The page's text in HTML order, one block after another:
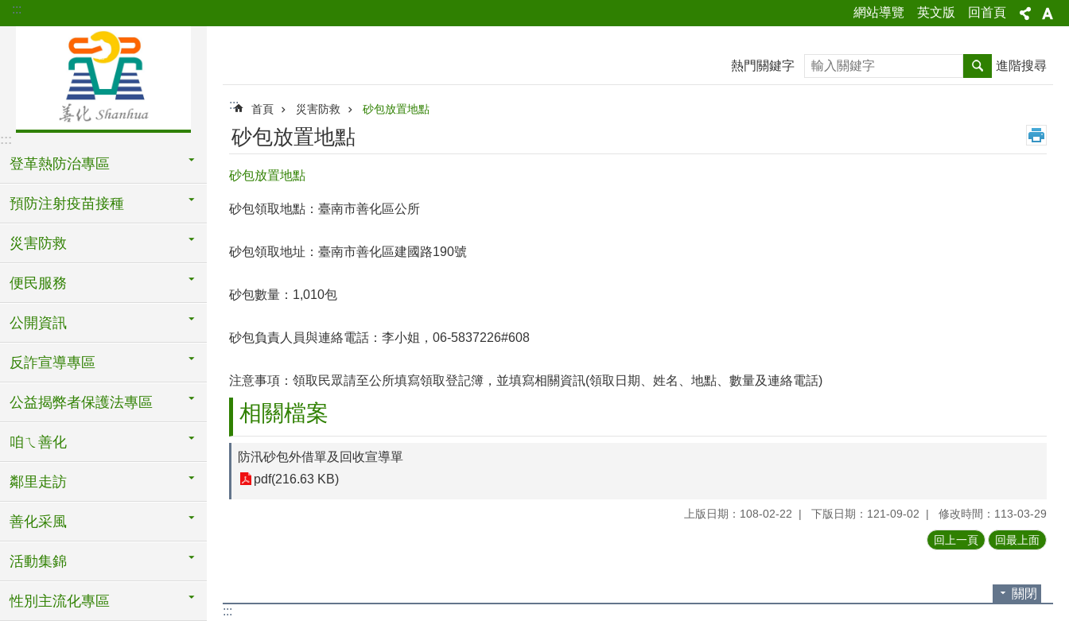
跳到主要內容區塊
::: 網站導覽 英文版 回首頁
:::
登革熱防治專區
預防注射疫苗接種
災害防救
便民服務
公開資訊
反詐宣導專區
公益揭弊者保護法專區
咱ㄟ善化
鄰里走訪
善化采風
活動集錦
性別主流化專區
熱門關鍵字 搜尋 進階搜尋
::: 首頁 災害防救 砂包放置地點
砂包放置地點
砂包放置地點
砂包領取地點：臺南市善化區公所
砂包領取地址：臺南市善化區建國路190號
砂包數量：1,010包
砂包負責人員與連絡電話：李小姐，06-5837226#608
注意事項：領取民眾請至公所填寫領取登記簿，並填寫相關資訊(領取日期、姓名、地點、數量及連絡電話)
相關檔案
防汛砂包外借單及回收宣導單
pdf(216.63 KB)
上版日期：108-02-22 下版日期：121-09-02 修改時間：113-03-29
回上一頁 回最上面
關閉
:::